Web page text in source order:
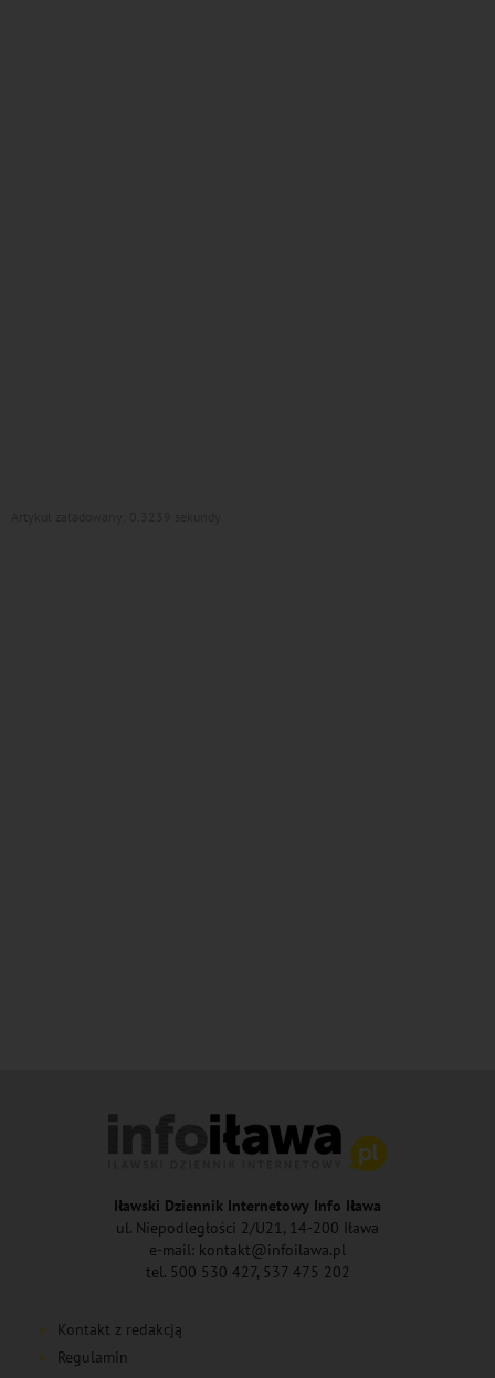
Iławski Dziennik Internetowy Info Iława
ul. Niepodległości 2/U21, 14-200 Iława
e-mail: kontakt@infoilawa.pl
tel. 500 530 427, 537 475 202
Kontakt z redakcją
Regulamin